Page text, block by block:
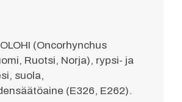
(Oncorhynchus
Ruotsi, Norja), rypsi- ja
suola,
(E326, E262).